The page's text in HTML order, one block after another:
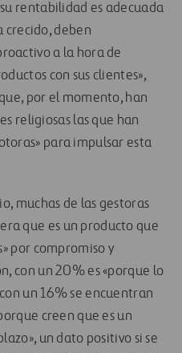
rentabilidad es adecuada
crecido, deben
a la hora de
con sus clientes»,
por el momento, han
religiosas las que han
para impulsar esta
muchas de las gestoras
que es un producto que
por compromiso y
con un 20% es «porque lo
un 16% se encuentran
creen que es un
un dato positivo si se